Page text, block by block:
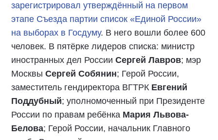
зарегистрировал утверждённый на первом
этапе Съезда партии список «Единой России»
на выборах в Госдуму. В него вошли более 600
человек. В пятёрке лидеров списка: министр
иностранных дел России Сергей Лавров; мэр
Москвы Сергей Собянин; Герой России,
заместитель гендиректора ВГТРК Евгений
Поддубный; уполномоченный при Президенте
России по правам ребёнка Мария Львова-
Белова; Герой России, начальник Главного